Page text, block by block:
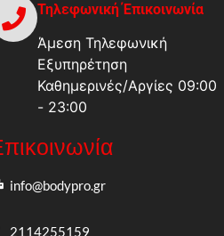
Τηλεφωνική Έπικοινωνία
Άμεση Τηλεφωνική
Εξυπηρέτηση
Καθημερινές/Αργίες 09:00
- 23:00
info@bodypro.gr
2114255159